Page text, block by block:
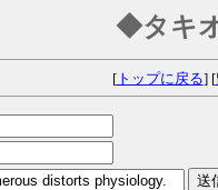
◆タキ
[トップに戻る] [